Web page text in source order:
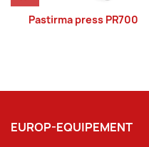
Pastirma press PR700
EUROP-EQUIPEMENT